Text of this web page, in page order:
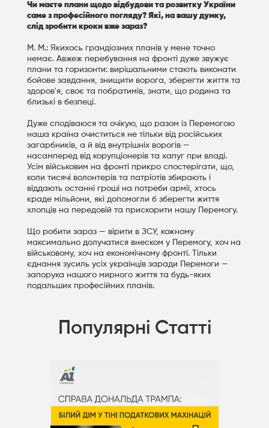
Чи маєте плани щодо відбудови та розвитку України
саме з професійного погляду? Які, на вашу думку,
слід зробити кроки вже зараз?
М. М.: Якихось грандіозних планів у мене точно
немає. Авжеж перебування на фронті дуже звужує
плани та горизонти: вирішальними стають виконати
бойове завдання, знищити ворога, зберегти життя та
здоров'я, своє та побратимів, знати, що родина та
близькі в безпеці.
Дуже сподіваюся та очікую, що разом із Перемогою
наша країна очиститься не тільки від російських
загарбників, а й від внутрішніх ворогів —
насамперед від корупціонерів та хапуг при владі.
Усім військовим на фронті прикро спостерігати, що,
коли тисячі волонтерів та патріотів збирають і
віддають останні гроші на потреби армії, хтось
краде мільйони, які допомогли б зберегти життя
хлопців на передовій та прискорити нашу Перемогу.
Що робити зараз — вірити в ЗСУ, кожному
максимально долучатися внеском у Перемогу, хоч на
військовому, хоч на економічному фронті. Тільки
єднання зусиль усіх українців заради Перемоги —
запорука нашого мирного життя та будь-яких
подальших професійних планів.
Популярні Статті